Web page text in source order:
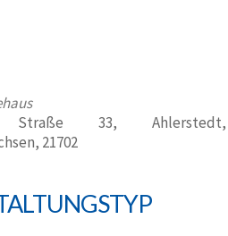
iCalendar
Straße 33, Ahlerstedt,
21702